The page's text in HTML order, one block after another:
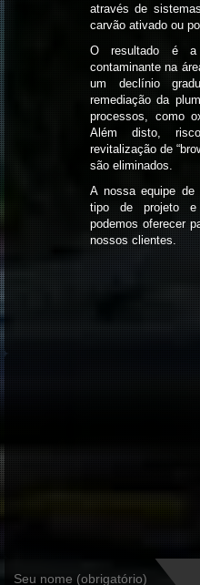
através de
carvão ativado ou
O resultado é a
contaminante na
um declínio
remediação da
processos, como
Além disto,
revitalização de
são eliminados.
A nossa equipe de
tipo de projeto e
podemos oferecer
nossos clientes.
Seu nome (obrigatório)